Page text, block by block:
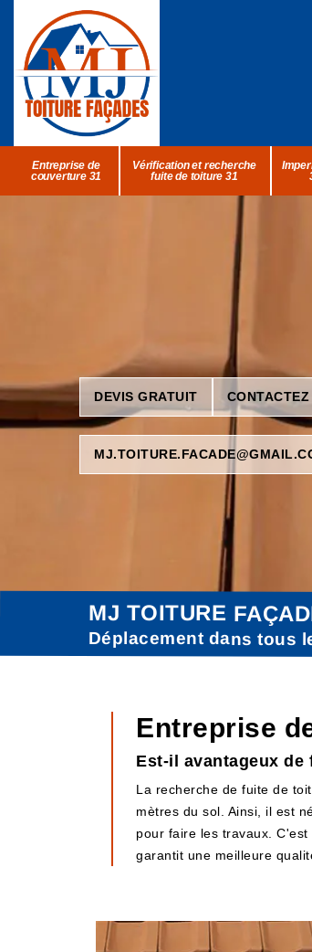
Entreprise de
couverture 31
Vérification et recherche
fuite de toiture 31
DEVIS GRATUIT CONTACTEZ
MJ TOITURE
Déplacement dans tous
Entreprise
Est-il avantageux de
La recherche de fuite de
mètres du sol. Ainsi, il est
pour faire les travaux.
garantit une meilleure